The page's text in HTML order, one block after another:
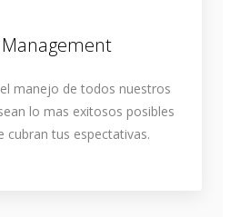
manejo de todos nuestros
lo mas exitosos posibles
cubran tus espectativas.